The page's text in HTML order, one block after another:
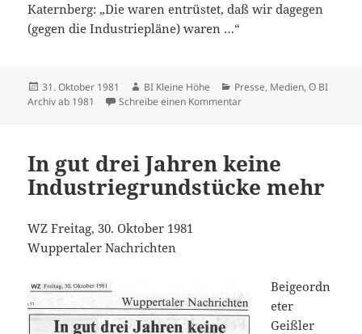
Katernberg: „Die waren entrüstet, daß wir dagegen
(gegen die Industriepläne) waren …“
Veröffentlicht
am
31. Oktober 1981 Autor
BI Kleine Höhe Kategorien
Presse, Medien,ʘ BI
Archiv ab 1981
Schreibe einen Kommentarzu „Die waren entrüstet…“
In gut drei Jahren keine
Industriegrundstücke mehr
WZ Freitag, 30. Oktober 1981
Wuppertaler Nachrichten
Beigeordn
eter
Geißler